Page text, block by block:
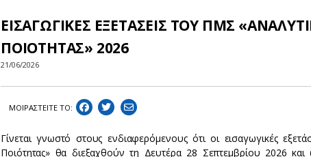
ΕΙΣΑΓΩΓΙΚΕΣ ΕΞΕΤΑΣΕΙΣ ΤΟΥ ΠΜΣ
ΠΟΙΟΤΗΤΑΣ» 2026
21/06/2026
ΜΟΙΡΑΣΤEIΤΕ ΤΟ:
Γίνεται γνωστό στους ενδιαφερόμενους ότι οι εισαγωγικές
Ποιότητας» θα διεξαχθούν τη Δευτέρα 28 Σεπτεμβρίου 2026